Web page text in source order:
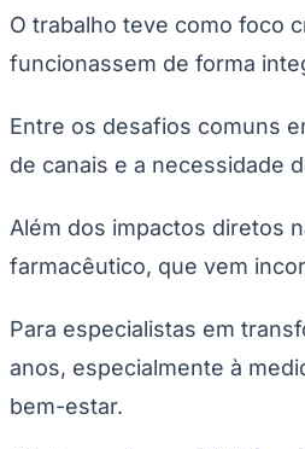
La Liga
Bundesliga
Mundial 2026
Times - Ir direto
O trabalho teve como foco
funcionassem de forma
Entre os desafios comuns
de canais e a necessidade
Além dos impactos diretos
farmacêutico, que vem
Para especialistas em
anos, especialmente à
bem-estar.